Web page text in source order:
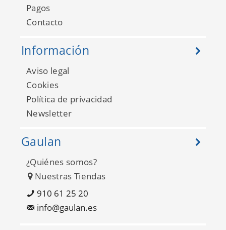
Pagos
Contacto
Información
Aviso legal
Cookies
Política de privacidad
Newsletter
Gaulan
¿Quiénes somos?
Nuestras Tiendas
910 61 25 20
info@gaulan.es